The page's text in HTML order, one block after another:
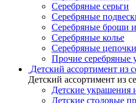
Серебряные серьги
Серебряные
Серебряные броши
Серебряные колье
Серебряные
Прочие серебряные
Детский ассортимент из
Детский ассортимент из
Детские украшения
Детские столовые